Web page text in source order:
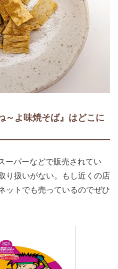
～よ味焼そば』はどこに
ーパーなどで販売されてい
り扱いがない。もし近くの店
ットでも売っているのでぜひ